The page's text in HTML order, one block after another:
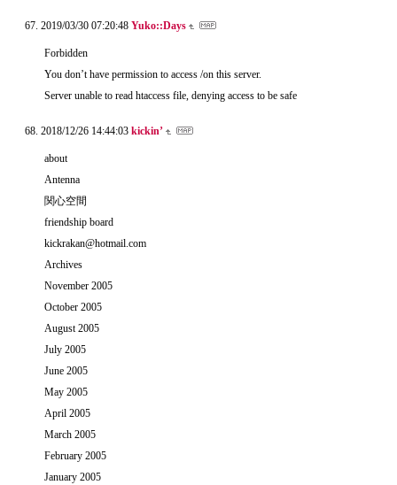
2019/03/30 07:20:48 Yuko::Days
Forbidden
You don’t have permission to access /on this server.
Server unable to read htaccess file, denying access to be safe
2018/12/26 14:44:03 kickin’
about
Antenna
関心空間
friendship board
kickrakan@hotmail.com
Archives
November 2005
October 2005
August 2005
July 2005
June 2005
May 2005
April 2005
March 2005
February 2005
January 2005